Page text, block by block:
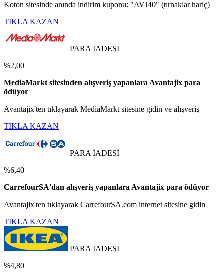
Koton sitesinde anında indirim kuponu: "AVJ40" (tırnaklar hariç)
TIKLA KAZAN
PARA İADESİ
%2,00
MediaMarkt sitesinden alışveriş yapanlara Avantajix para
ödüyor
Avantajix'ten tıklayarak MediaMarkt sitesine gidin ve alışveriş
TIKLA KAZAN
PARA İADESİ
%6,40
CarrefourSA'dan alışveriş yapanlara Avantajix para ödüyor
Avantajix'ten tıklayarak CarrefourSA.com internet sitesine gidin
TIKLA KAZAN
PARA İADESİ
%4,80